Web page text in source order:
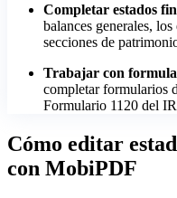
Completar estados
balances generales,
secciones de
Trabajar con
completar formularios
Formulario 1120 del
Cómo editar
con MobiPDF